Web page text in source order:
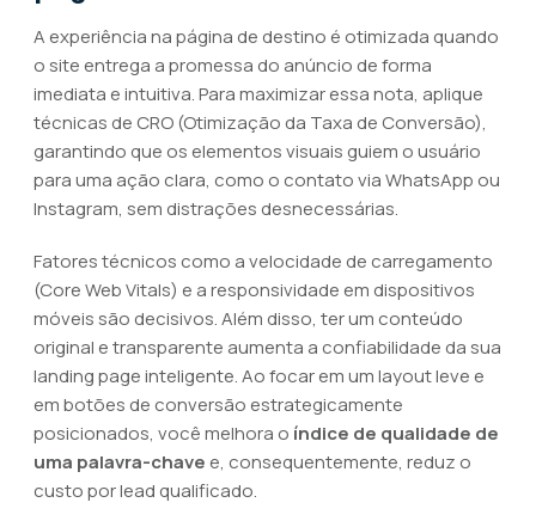
A experiência na página de destino é otimizada quando
o site entrega a promessa do anúncio de forma
imediata e intuitiva. Para maximizar essa nota, aplique
técnicas de CRO (Otimização da Taxa de Conversão),
garantindo que os elementos visuais guiem o usuário
para uma ação clara, como o contato via WhatsApp ou
Instagram, sem distrações desnecessárias.
Fatores técnicos como a velocidade de carregamento
(Core Web Vitals) e a responsividade em dispositivos
móveis são decisivos. Além disso, ter um conteúdo
original e transparente aumenta a confiabilidade da sua
landing page inteligente. Ao focar em um layout leve e
em botões de conversão estrategicamente
posicionados, você melhora o índice de qualidade de
uma palavra-chave e, consequentemente, reduz o
custo por lead qualificado.